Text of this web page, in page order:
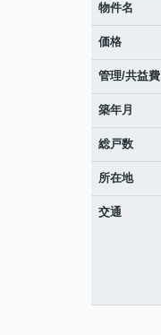
物件名
価格
管理/共益費
築年月
総戸数
所在地
交通